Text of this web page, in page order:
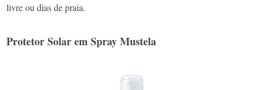
livre ou dias de praia.
Protetor Solar em Spray Mustela